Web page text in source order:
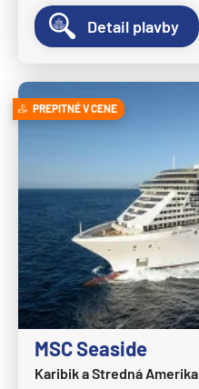
MSC Fantasia
MSC Grandiosa
MSC Magnifica
MSC Opera
MSC Orchestra
MSC Poesia
MSC Preziosa
MSC Seascape
MSC Seashore
MSC Seaside
Detail plavby
PREPITNÉ V CENE
MSC Seaside
Karibik a Stredná Amerika